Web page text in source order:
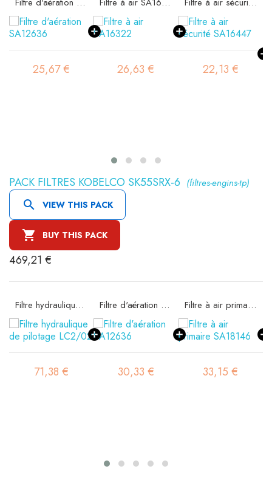
25,67 € 26,63 € 22,13 €
PACK FILTRES KOBELCO SK55SRX-6 (filtres-engins-tp)
 VIEW THIS PACK
 BUY THIS PACK
469,21 €
Filtre hydraulique de pilotage LC2/02
71,38 €
Filtre d'aération SA12636
30,33 €
Filtre à air primaire SA18146
33,15 €